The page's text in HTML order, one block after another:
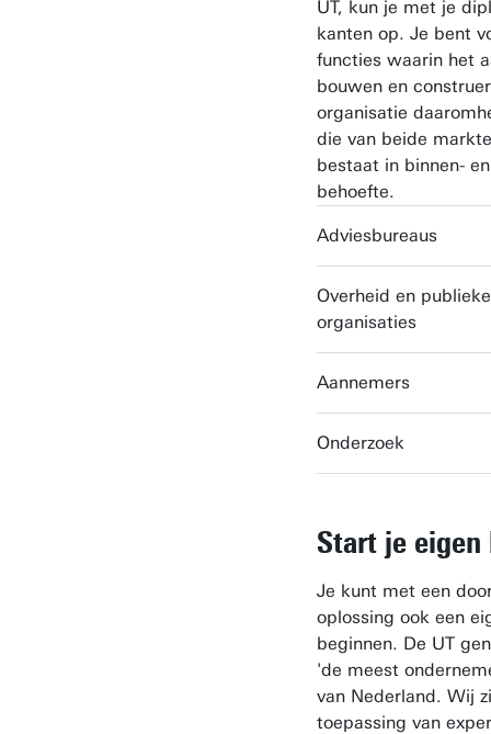
UT, kun je met je
kanten op. Je bent
functies waarin het
bouwen en
organisatie
die van beide
bestaat in binnen-
behoefte.
Adviesbureaus
Overheid en publieke
organisaties
Aannemers
Onderzoek
Start je
Je kunt met een
oplossing ook een
beginnen. De UT
'de meest
van Nederland. Wij
toepassing van